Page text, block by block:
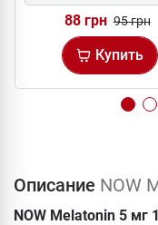
88 грн 95 грн
Купить
Описание NOW
NOW Melatonin 5 мг